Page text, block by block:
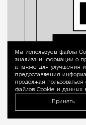
Мы используем файлы
анализа информации о
а также для улучшения
предоставления
продолжая пользоваться
файлов Cookie и данных
Принять